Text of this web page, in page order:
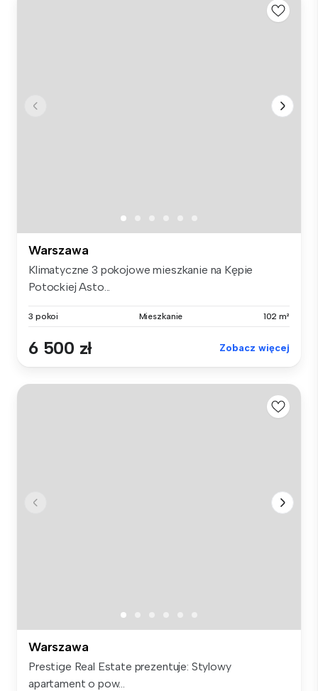
Warszawa
Klimatyczne 3 pokojowe mieszkanie na Kępie
Potockiej Asto...
3 pokoi Mieszkanie 102 m²
6 500 zł Zobacz więcej
Warszawa
Prestige Real Estate prezentuje: Stylowy
apartament o pow...